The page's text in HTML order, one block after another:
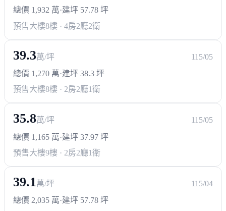
總價 1,932 萬·建坪 57.78 坪
預售大樓8樓 · 4房2廳2衛
39.3萬/坪
115/05
總價 1,270 萬·建坪 38.3 坪
預售大樓8樓 · 2房2廳1衛
35.8萬/坪
115/05
總價 1,165 萬·建坪 37.97 坪
預售大樓9樓 · 2房2廳1衛
39.1萬/坪
115/04
總價 2,035 萬·建坪 57.78 坪